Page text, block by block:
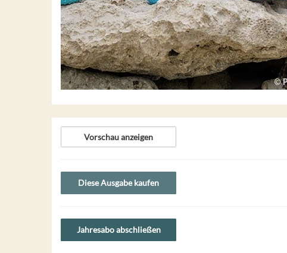
Vorschau anzeigen
Diese Ausgabe kaufen
Jahresabo abschließen